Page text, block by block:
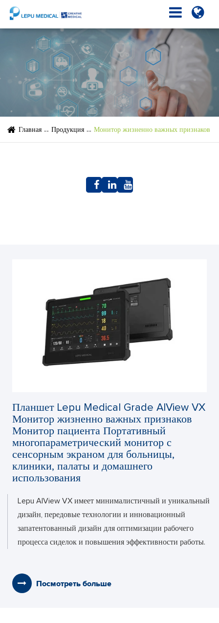
Главная Продукция Монитор жизненно важных признаков
Планшет Lepu Medical Grade AIView VX
Монитор жизненно важных признаков
Монитор пациента Портативный
многопараметрический монитор с
сенсорным экраном для больницы,
клиники, палаты и домашнего
использования
Lepu AIView VX имеет минималистичный и уникальный
дизайн, передовые технологии и инновационный
запатентованный дизайн для оптимизации рабочего
процесса сиделок и повышения эффективности работы.
Посмотреть больше